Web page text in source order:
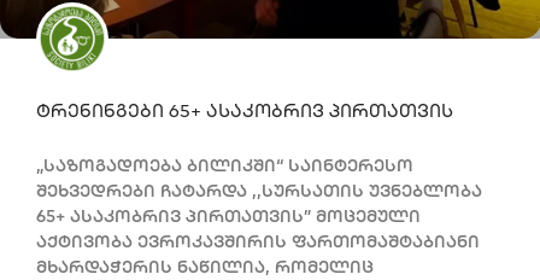
ტრენინგები 65+ ასაკობრივ პირთათვის
„საზოგადოება ბილიკში“ საინტერესო
შეხვედრები ჩატარდა ,,სურსათის უვნებლობა
65+ ასაკობრივ პირთათვის” მოცემული
აქტივობა ევროკავშირის ფართომაშტაბიანი
მხარდაჭერის ნაწილია, რომელიც